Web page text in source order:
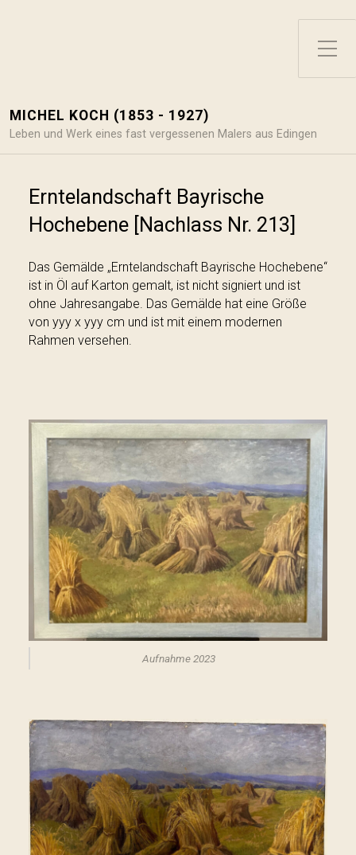
Toggle Side Menu
MICHEL KOCH (1853 - 1927)
Leben und Werk eines fast vergessenen Malers aus Edingen
Erntelandschaft Bayrische
Hochebene [Nachlass Nr. 213]
Das Gemälde „Erntelandschaft Bayrische Hochebene“
ist in Öl auf Karton gemalt, ist nicht signiert und ist
ohne Jahresangabe. Das Gemälde hat eine Größe
von yyy x yyy cm und ist mit einem modernen
Rahmen versehen.
Aufnahme 2023